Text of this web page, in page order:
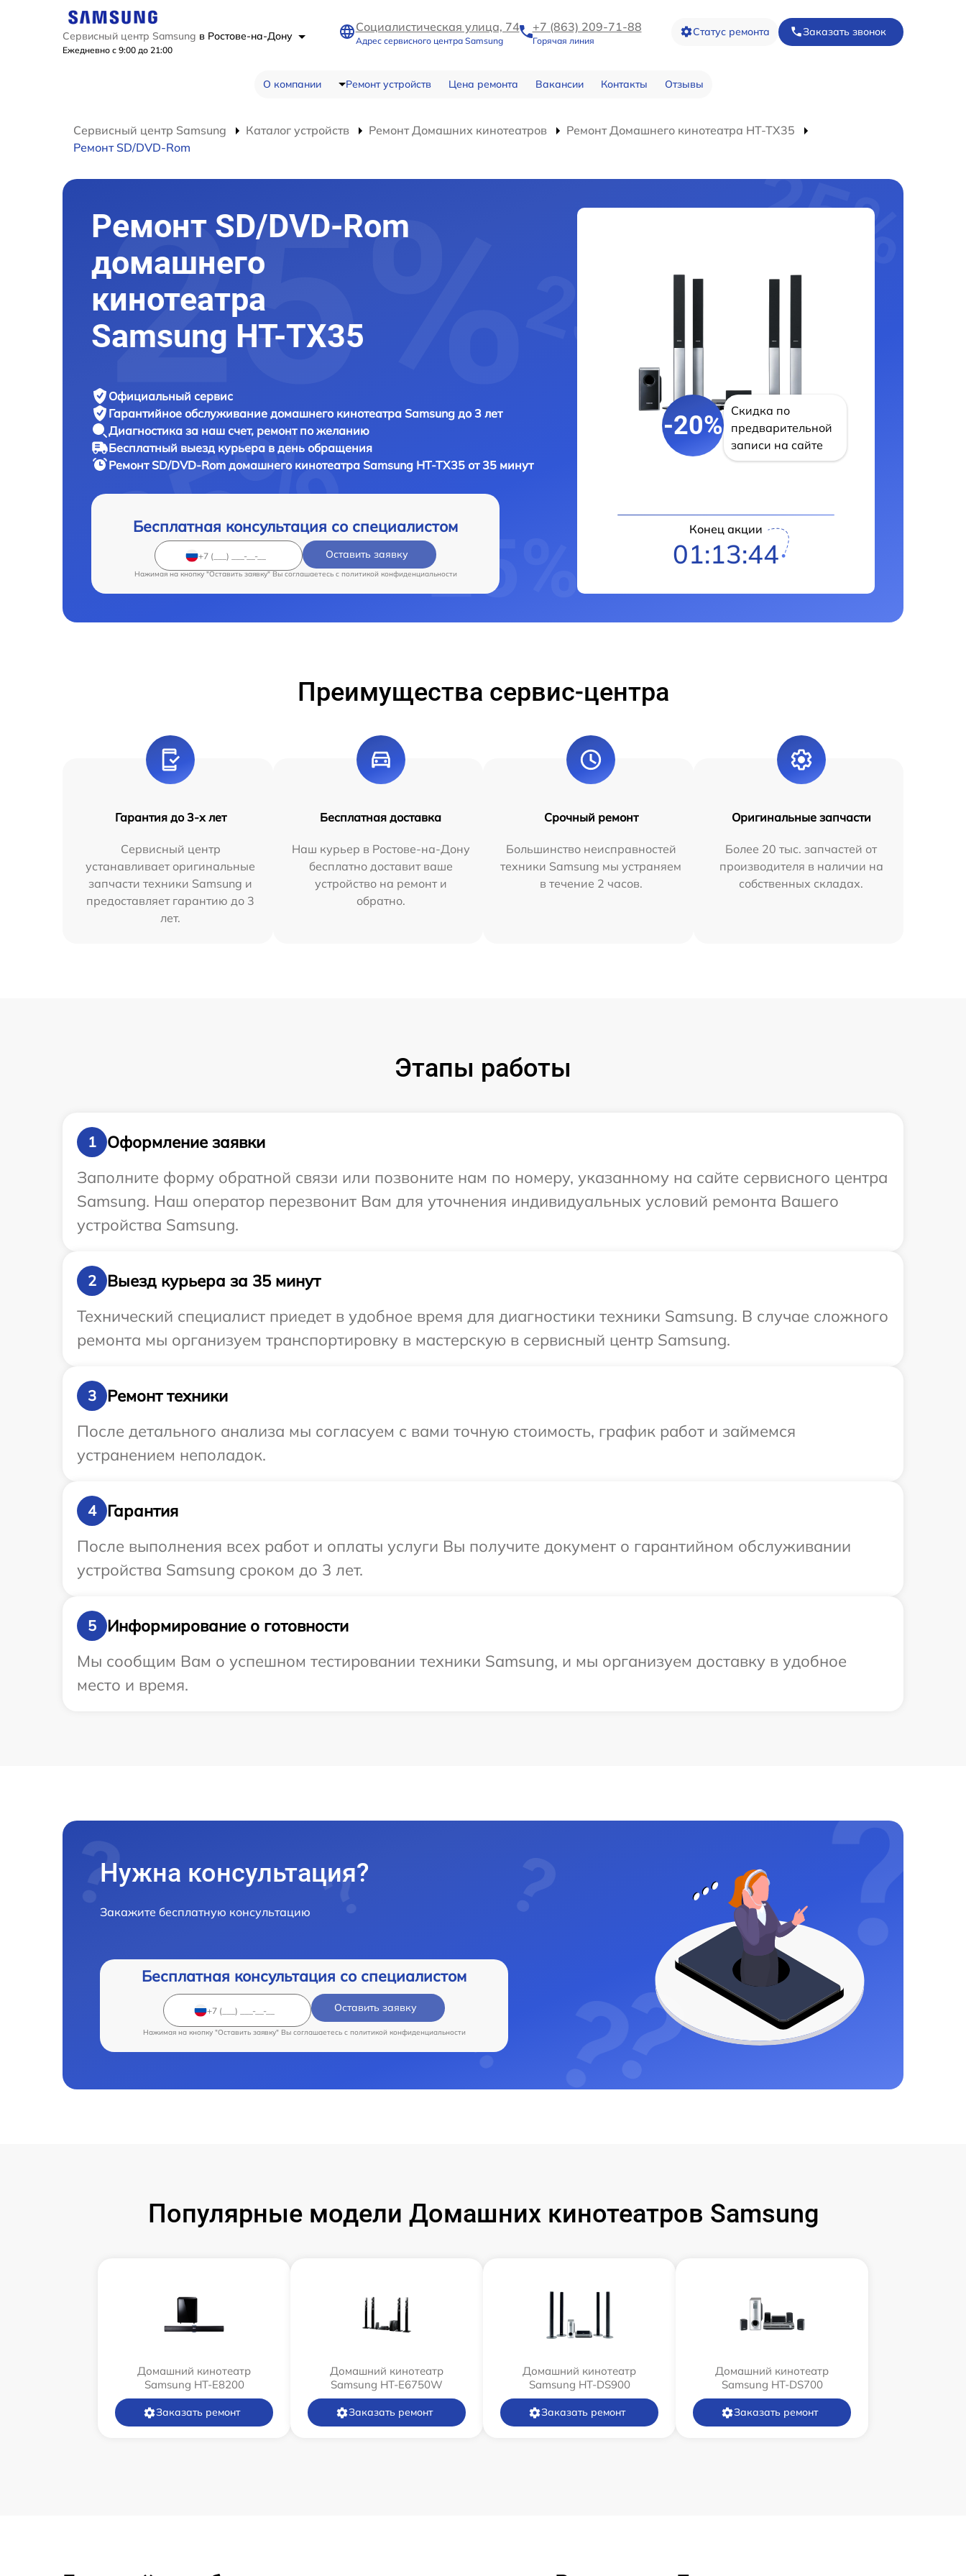
Сервисный центр Samsung в Ростове-на-Дону
Ежедневно с 9:00 до 21:00
Социалистическая улица, 74
Адрес сервисного центра Samsung
+7 (863) 209-71-88
Горячая линия
Статус ремонта Заказать звонок
О компании Ремонт устройств Цена ремонта Вакансии Контакты Отзывы
Сервисный центр Samsung Каталог устройств Ремонт Домашних кинотеатров
Ремонт Домашнего кинотеатра HT-TX35
Ремонт SD/DVD-Rom
Ремонт SD/DVD-Rom
домашнего
кинотеатра
Samsung HT-TX35
Официальный сервис
Гарантийное обслуживание домашнего кинотеатра Samsung до 3 лет
Диагностика за наш счет, ремонт по желанию
Бесплатный выезд курьера в день обращения
Ремонт SD/DVD-Rom домашнего кинотеатра Samsung HT-TX35 от 35 минут
Бесплатная консультация со специалистом
Оставить заявку
Нажимая на кнопку "Оставить заявку" Вы соглашаетесь c политикой конфиденциальности
-20%
Скидка по
предварительной
записи на сайте
Конец акции
01:13:43
Преимущества сервис-центра
Гарантия до 3-х лет
Сервисный центр
устанавливает оригинальные
запчасти техники Samsung и
предоставляет гарантию до 3
лет.
Бесплатная доставка
Наш курьер в Ростове-на-Дону
бесплатно доставит ваше
устройство на ремонт и
обратно.
Срочный ремонт
Большинство неисправностей
техники Samsung мы устраняем
в течение 2 часов.
Оригинальные запчасти
Более 20 тыс. запчастей от
производителя в наличии на
собственных складах.
Этапы работы
1
Оформление заявки
Заполните форму обратной связи или позвоните нам по номеру, указанному на сайте сервисного центра
Samsung. Наш оператор перезвонит Вам для уточнения индивидуальных условий ремонта Вашего
устройства Samsung.
2
Выезд курьера за 35 минут
Технический специалист приедет в удобное время для диагностики техники Samsung. В случае сложного
ремонта мы организуем транспортировку в мастерскую в сервисный центр Samsung.
3
Ремонт техники
После детального анализа мы согласуем с вами точную стоимость, график работ и займемся
устранением неполадок.
4
Гарантия
После выполнения всех работ и оплаты услуги Вы получите документ о гарантийном обслуживании
устройства Samsung сроком до 3 лет.
5
Информирование о готовности
Мы сообщим Вам о успешном тестировании техники Samsung, и мы организуем доставку в удобное
место и время.
Нужна консультация?
Закажите бесплатную консультацию
Бесплатная консультация со специалистом
Оставить заявку
Нажимая на кнопку "Оставить заявку" Вы соглашаетесь c политикой конфиденциальности
Популярные модели Домашних кинотеатров Samsung
Домашний кинотеатр
Samsung HT-E8200
Заказать ремонт
Домашний кинотеатр
Samsung HT-E6750W
Заказать ремонт
Домашний кинотеатр
Samsung HT-DS900
Заказать ремонт
Домашний кинотеатр
Samsung HT-DS700
Заказать ремонт